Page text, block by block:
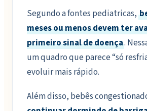
Segundo a fontes pediatricas,
meses ou menos devem ter
primeiro sinal de doença.
um quadro que parece “só
evoluir mais rápido.
Além disso, bebês